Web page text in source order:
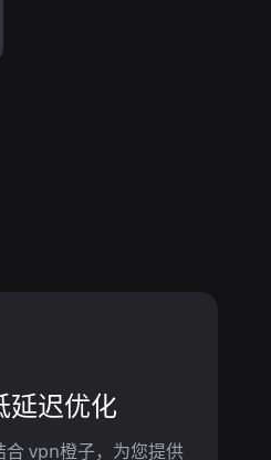
延迟优化
vpn橙子，为您提供